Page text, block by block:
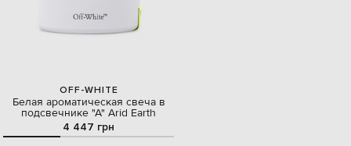
OFF-WHITE
Белая ароматическая свеча в
подсвечнике "А" Arid Earth
4 447 грн